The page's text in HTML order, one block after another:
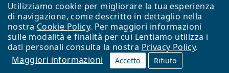
Utilizziamo cookie per migliorare la tua esperienza
di navigazione, come descritto in dettaglio nella
nostra Cookie Policy. Per maggiori informazioni
sulle modalità e finalità per cui Lentiamo utilizza i
dati personali consulta la nostra Privacy Policy.
Maggiori informazioni
Accetto Rifiuto
Lentiamo s.r.o., Vídeňská 12, 37833 Nová Bystřice, Repubblica Ceca.
Partita IVA: CZ26104784
Torna alla Home Page
Vai all'inizio
Il sito Lentiamo.it è proprietà di Lentiamo s.r.o., che ne detiene la
Online - per te - da 18 anni!